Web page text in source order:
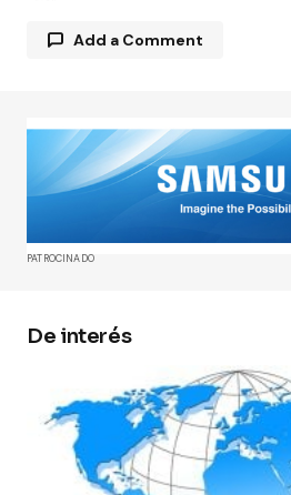
Add a Comment
Tu dirección de correo
publicada.Los campos
marcados con*
Comment*
Your E-mail*
PATROCINADO
De interés